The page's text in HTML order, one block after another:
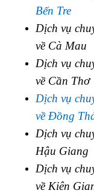
Bến Tre
Dịch vụ
về Cà Mau
Dịch vụ
về Cần Thơ
Dịch vụ
về Đồng
Dịch vụ
Hậu Giang
Dịch vụ
về Kiên